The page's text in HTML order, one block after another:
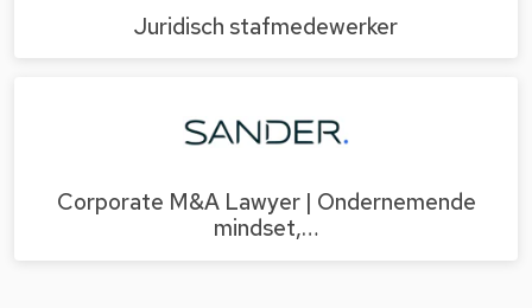
Juridisch stafmedewerker
Corporate M&A Lawyer | Ondernemende
mindset,…